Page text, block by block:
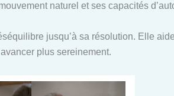
naturel et ses capacités
jusqu’à sa résolution. Elle
plus sereinement.